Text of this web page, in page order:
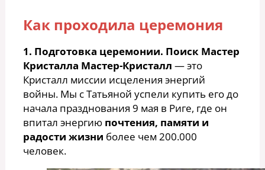
Как проходила церемония
1. Подготовка церемонии. Поиск Мастер
Кристалла Мастер-Кристалл — это
Кристалл миссии исцеления энергий
войны. Мы с Татьяной успели купить его до
начала празднования 9 мая в Риге, где он
впитал энергию почтения, памяти и
радости жизни более чем 200.000
человек.